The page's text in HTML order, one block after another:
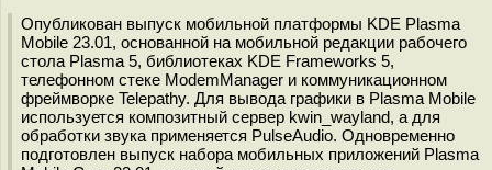
Опубликован выпуск мобильной платформы KDE Plasma
Mobile 23.01, основанной на мобильной редакции рабочего
стола Plasma 5, библиотеках KDE Frameworks 5,
телефонном стеке ModemManager и коммуникационном
фреймворке Telepathy. Для вывода графики в Plasma Mobile
используется композитный сервер kwin_wayland, а для
обработки звука применяется PulseAudio. Одновременно
подготовлен выпуск набора мобильных приложений Plasma